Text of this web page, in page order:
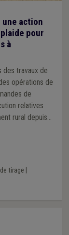
une action
pour
à
des travaux de
opérations de
de
relatives
rural depuis
tirage